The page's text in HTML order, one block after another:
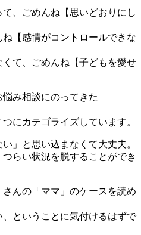
て、ごめんね【思いどおりにし
ね【感情がコントロールできな
くて、ごめんね【子どもを愛せ
み相談にのってきた
にカテゴライズしています。
」と思い込まなくて大丈夫。
らい状況を脱することができ
んの「ママ」のケースを読め
ということに気付けるはずで